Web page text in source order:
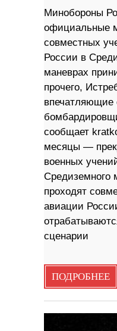
Минобороны
официальные
совместных
России в
маневрах
прочего,
впечатляющие
сообщает
месяцы —
военных
Средиземного
проходят
авиации
сценарии
ПОДРОБНЕЕ